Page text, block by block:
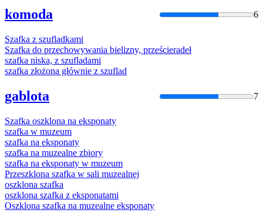
komoda 6
Szafka z szufladkami
Szafka do przechowywania bielizny, prześcieradeł
szafka niska, z szufladami
szafka złożona głównie z szuflad
gablota 7
Szafka oszklona na eksponaty
szafka w muzeum
szafka na eksponaty
szafka na muzealne zbiory
szafka na eksponaty w muzeum
Przeszklona szafka w sali muzealnej
oszklona szafka
oszklona szafka z eksponatami
Oszklona szafka na muzealne eksponaty